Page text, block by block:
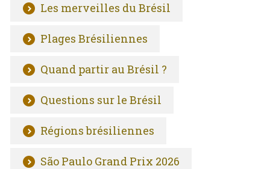
Les merveilles du Brésil
Plages Brésiliennes
Quand partir au Brésil ?
Questions sur le Brésil
Régions brésiliennes
São Paulo Grand Prix 2026